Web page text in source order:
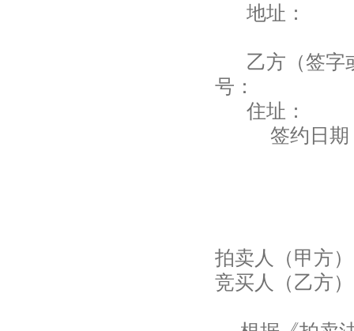
地址：
乙方（
号：
住
签约日
拍卖人（甲方
竞买人